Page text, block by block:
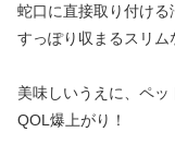
蛇口に直接取り付ける
すっぽり収まるスリム
美味しいうえに、ペ
QOL爆上がり！